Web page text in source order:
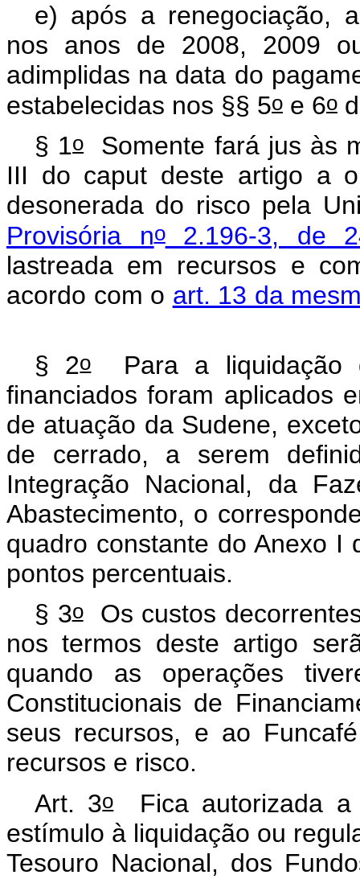
e) após a renegociação,
nos anos de 2008, 2009
adimplidas na data do
estabelecidas nos §§ 5o e 6o
§ 1oSomente fará jus às
III do caput deste artigo a
desonerada do risco pela
Provisória no2.196-3, de
lastreada em recursos e
acordo com o art. 13 da
§ 2oPara a liquidação
financiados foram aplicados
de atuação da Sudene,
de cerrado, a serem
Integração Nacional, da
Abastecimento, o
quadro constante do Anexo I
pontos percentuais.
§ 3oOs custos
nos termos deste artigo
quando as operações
Constitucionais de
seus recursos, e ao
recursos e risco.
Art. 3oFica autorizada a
estímulo à liquidação ou
Tesouro Nacional, dos